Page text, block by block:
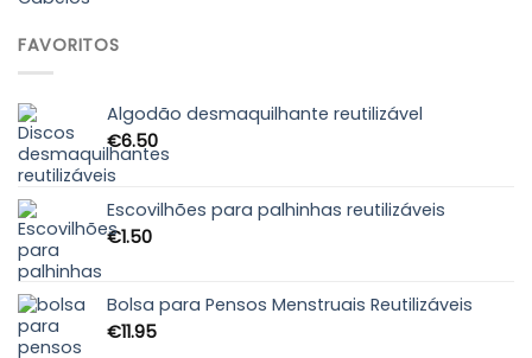
FAVORITOS
Algodão desmaquilhante reutilizável
€6.50
Escovilhões para palhinhas reutilizáveis
€1.50
Bolsa para Pensos Menstruais Reutilizáveis
€11.95